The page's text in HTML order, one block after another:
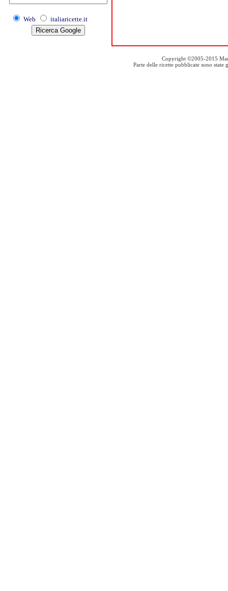
Web italiaricette.it
Copyright ©2005-2015
Parte delle ricette pubblicate sono state